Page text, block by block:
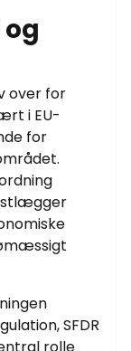
over for
i EU-
for
SFDR